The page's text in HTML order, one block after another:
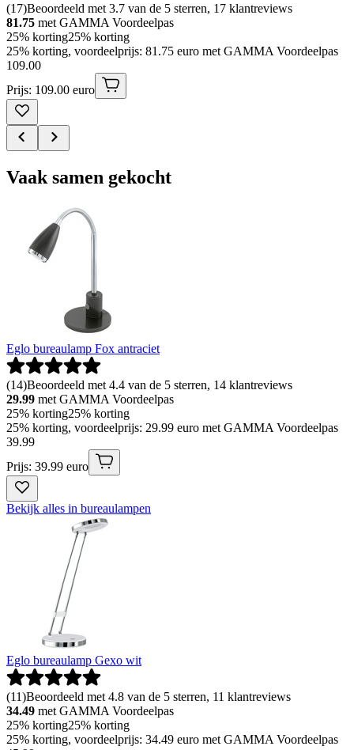
(17)Beoordeeld met 3.7 van de 5 sterren, 17 klantreviews
81.75 met GAMMA Voordeelpas
25% korting25% korting
25% korting, voordeelprijs: 81.75 euro met GAMMA Voordeelpas
109.00
Prijs: 109.00 euro
Vaak samen gekocht
Eglo bureaulamp Fox antraciet
(14)Beoordeeld met 4.4 van de 5 sterren, 14 klantreviews
29.99 met GAMMA Voordeelpas
25% korting25% korting
25% korting, voordeelprijs: 29.99 euro met GAMMA Voordeelpas
39.99
Prijs: 39.99 euro
Bekijk alles in bureaulampen
Eglo bureaulamp Gexo wit
(11)Beoordeeld met 4.8 van de 5 sterren, 11 klantreviews
34.49 met GAMMA Voordeelpas
25% korting25% korting
25% korting, voordeelprijs: 34.49 euro met GAMMA Voordeelpas